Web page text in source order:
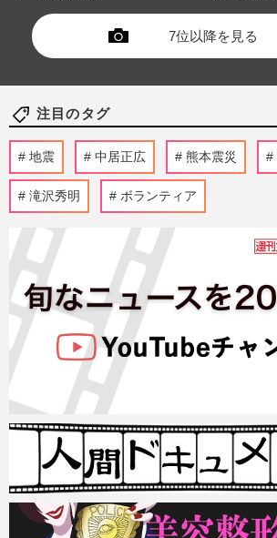
7位以降を見る
注目のタグ
地震 中居正広 熊本震災
滝沢秀明 ボランティア